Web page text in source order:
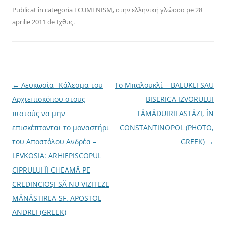
a
s
t
r
αἱρετικῶν συνασπισμὸν
διέλυσεν» Ο Άγιος
την μνήμη του οποίου
σήμερα εορτάζουμε,
σκορπάει…
Publicat în categoria ECUMENISM,στην ελληνική γλώσσα pe28
aprilie 2011 de Ιχθυς.
N
a
v
i
g
a
r
e
î
n
← Λευκωσία- Κάλεσμα του
Αρχιεπισκόπου στους
πιστούς να μην
επισκέπτονται το μοναστήρι
του Αποστόλου Ανδρέα –
LEVKOSIA: ARHIEPISCOPUL
CIPRULUI ÎI CHEAMĂ PE
CREDINCIOŞI SĂ NU VIZITEZE
MĂNĂSTIREA SF. APOSTOL
ANDREI (GREEK)
Το Μπαλουκλί – BALUKLI SAU
BISERICA IZVORULUI
TĂMĂDUIRII ASTĂZI, ÎN
CONSTANTINOPOL (PHOTO,
GREEK) →